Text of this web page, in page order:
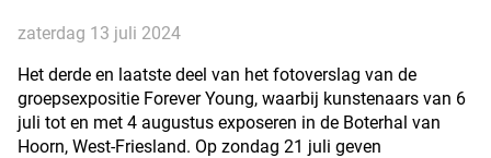
zaterdag 13 juli 2024
Het derde en laatste deel van het fotoverslag van de
groepsexpositie Forever Young, waarbij kunstenaars van 6
juli tot en met 4 augustus exposeren in de Boterhal van
Hoorn, West-Friesland. Op zondag 21 juli geven